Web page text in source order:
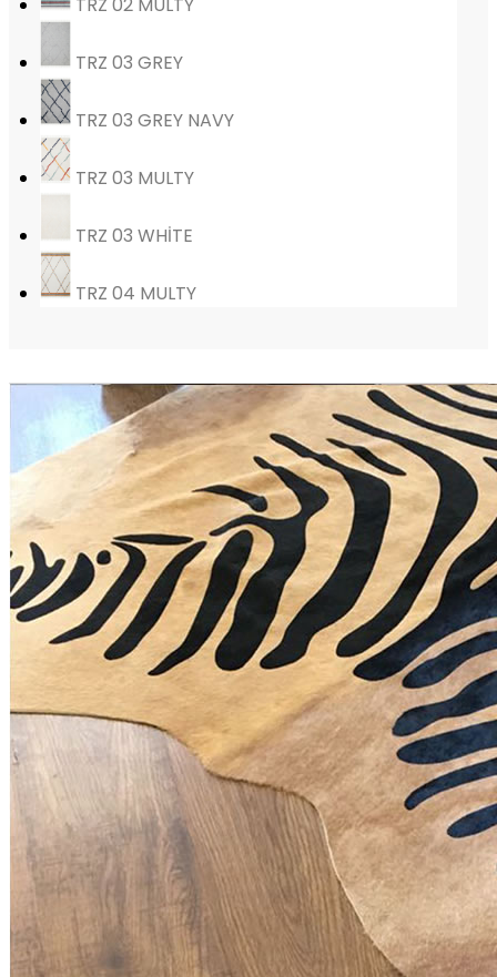
TRZ 03 GREY
TRZ 03 GREY NAVY
TRZ 03 MULTY
TRZ 03 WHİTE
TRZ 04 MULTY